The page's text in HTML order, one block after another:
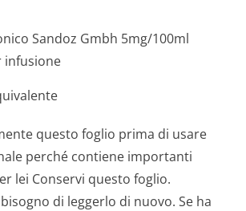
Sandoz Gmbh 5mg/100ml
infusione
questo foglio prima di usare
perché contiene importanti
lei Conservi questo foglio.
di leggerlo di nuovo. Se ha